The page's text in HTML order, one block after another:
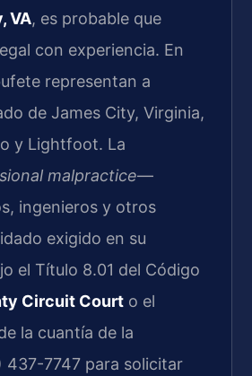
VA, es probable que
con experiencia. En
representan a
de James City, Virginia,
y Lightfoot. La
malpractice—
ingenieros y otros
exigido en su
el Título 8.01 del Código
Circuit Court o el
la cuantía de la
437-7747 para solicitar